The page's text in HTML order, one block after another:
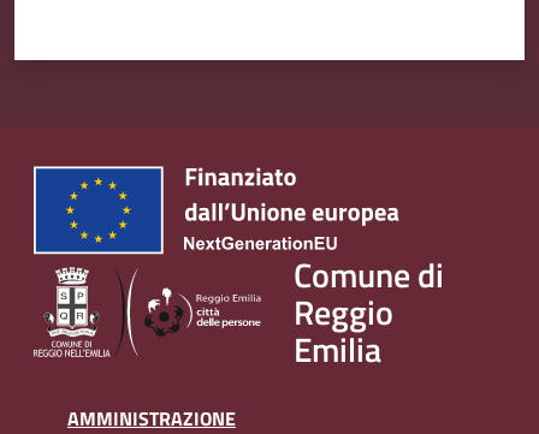
Comune di
Reggio
Emilia
AMMINISTRAZIONE